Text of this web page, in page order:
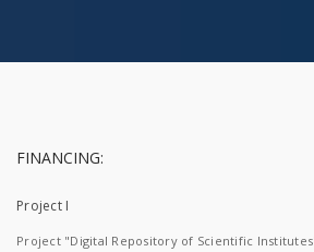
FINANCING:
Project I
Project "Digital Repository of Scientific